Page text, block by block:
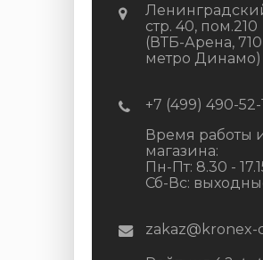
стр. 40, пом.210
(ВТБ-Арена,
метро Динамо)
+7 (499) 490-52-
Время работы
магазина:
Пн-Пт: 8.30 -
Сб-Вс:
zakaz@kronex-